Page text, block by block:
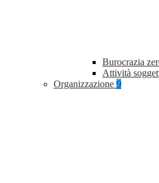
Burocrazia
Attività
Organizzazione 9